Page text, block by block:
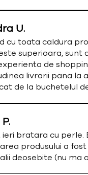
U.
cu toata caldura
superioara, sunt
de
livrarii pana la
de la buchetelul
bratara cu perle.
produsului a
deosebite (nu ma